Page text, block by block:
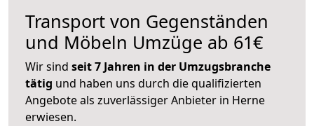
Transport von Gegenständen
und Möbeln Umzüge ab 61€
Wir sind seit 7 Jahren in der Umzugsbranche
tätig und haben uns durch die qualifizierten
Angebote als zuverlässiger Anbieter in Herne
erwiesen.